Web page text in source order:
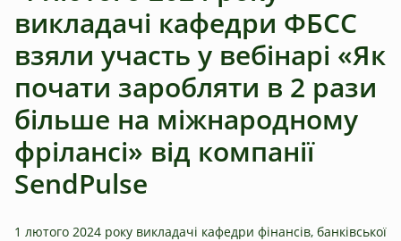
викладачі кафедри ФБСС
взяли участь у вебінарі «Як
почати заробляти в 2 рази
більше на міжнародному
фрілансі» від компанії
SendPulse
1 лютого 2024 року викладачі кафедри фінансів, банківської